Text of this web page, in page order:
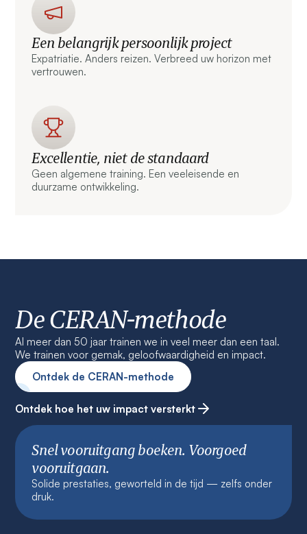
Een belangrijk persoonlijk project
Expatriatie. Anders reizen. Verbreed uw horizon met
vertrouwen.
Excellentie, niet de standaard
Geen algemene training. Een veeleisende en
duurzame ontwikkeling.
De CERAN-methode
Al meer dan 50 jaar trainen we in veel meer dan een taal.
We trainen voor gemak, geloofwaardigheid en impact.
Ontdek de CERAN-methode
Ontdek hoe het uw impact versterkt
Snel vooruitgang boeken. Voorgoed
vooruitgaan.
Solide prestaties, geworteld in de tijd — zelfs onder
druk.